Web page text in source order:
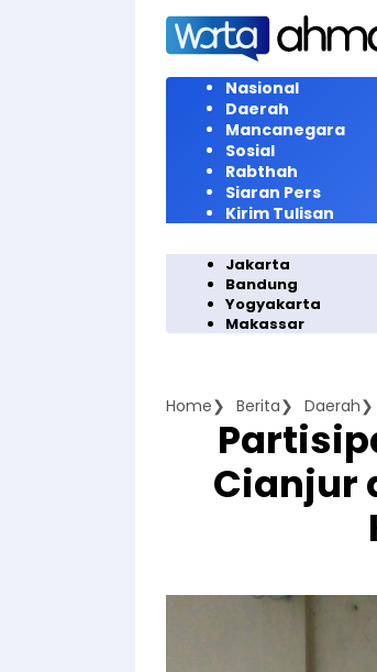
Langsung
konten
Nasional
Daerah
Mancanegara
Sosial
Rabthah
Siaran Pers
Kirim Tulisan
Jakarta
Bandung
Yogyakarta
Makassar
Home Berita Daerah
Cianjur